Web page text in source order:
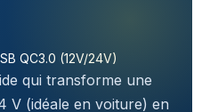
QC3.0 (12V/24V)
qui transforme une
V (idéale en voiture) en